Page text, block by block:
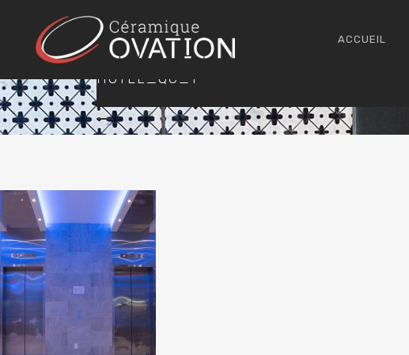
ACCUEIL
HOTEL_QC_1